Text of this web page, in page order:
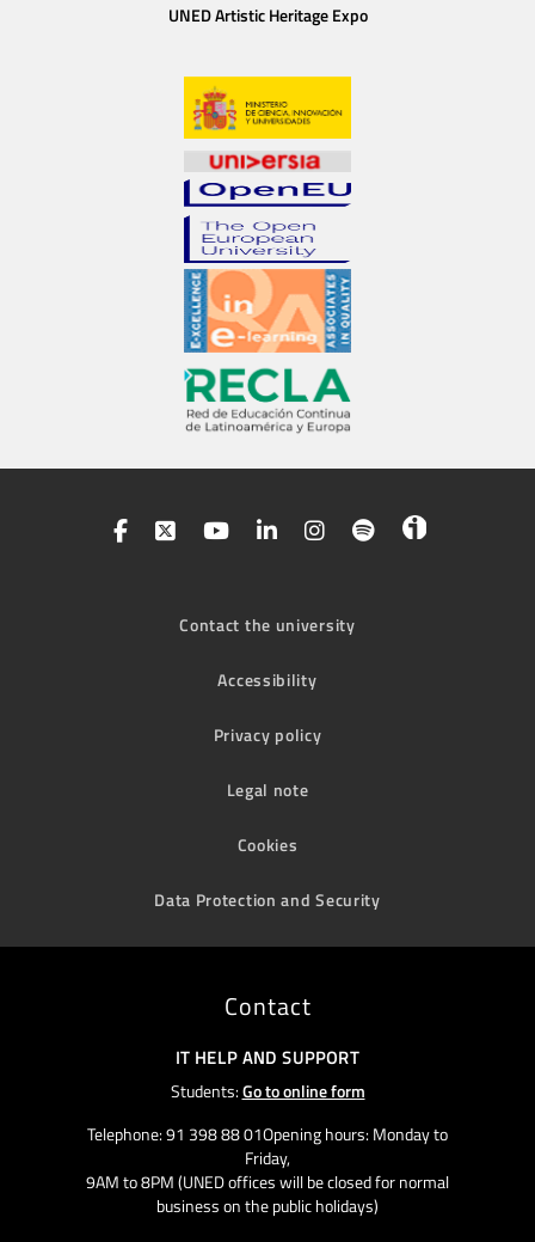
UNED Artistic Heritage Expo
Contact the university
Accessibility
Privacy policy
Legal note
Cookies
Data Protection and Security
Contact
IT HELP AND SUPPORT
Students:Go to online form
Telephone: 91 398 88 01Opening hours: Monday to
Friday,
9AM to 8PM (UNED offices will be closed for normal
business on the public holidays)